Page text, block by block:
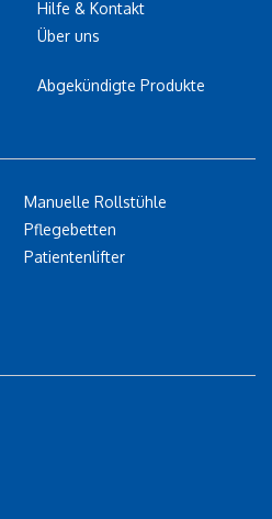
Hilfe & Kontakt
Über uns
Abgekündigte Produkte
Manuelle Rollstühle
Pflegebetten
Patientenlifter